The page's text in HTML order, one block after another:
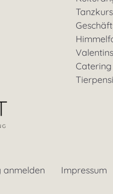
anmelden Impressum